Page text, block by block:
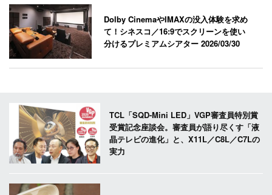
Dolby CinemaやIMAXの没入体験を求め
て！シネスコ／16:9でスクリーンを使い
分けるプレミアムシアター2026/03/30
TCL「SQD-Mini LED」VGP審査員特別賞
受賞記念座談会。審査員が語り尽くす「液
晶テレビの進化」と、X11L／C8L／C7Lの
実力